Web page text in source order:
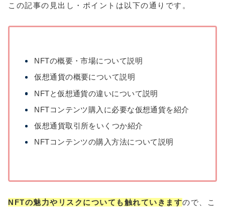
この記事の見出し・ポイントは以下の通りです。
NFTの概要・市場について説明
仮想通貨の概要について説明
NFTと仮想通貨の違いについて説明
NFTコンテンツ購入に必要な仮想通貨を紹介
仮想通貨取引所をいくつか紹介
NFTコンテンツの購入方法について説明
NFTの魅力やリスクについても触れていきますので、こ